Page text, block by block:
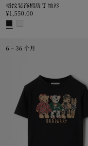
格纹装饰棉质 T 恤衫
¥1,550.00
6 – 36 个月